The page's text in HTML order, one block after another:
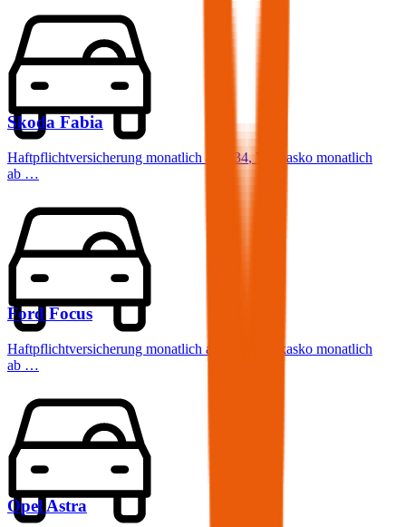
Skoda Fabia
Haftpflichtversicherung monatlich ab € 34, Vollkasko monatlich
ab …
Ford Focus
Haftpflichtversicherung monatlich ab
Vollkasko monatlich
ab …
Opel Astra